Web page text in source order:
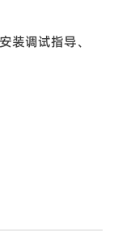
装调试指导、